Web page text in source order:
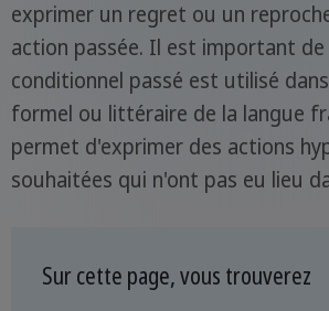
exprimer un regret ou un
action passée. Il est important
conditionnel passé est utilisé
formel ou littéraire de la langue
permet d'exprimer des actions
souhaitées qui n'ont pas eu lieu
Sur cette page, vous trouverez